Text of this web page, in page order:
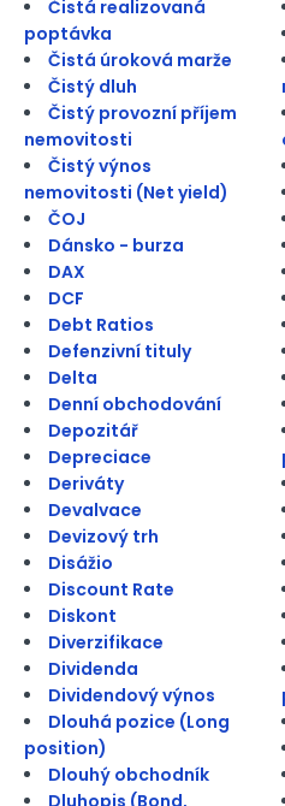
Čistá realizovaná
poptávka
Čistá úroková marže
Čistý dluh
Čistý provozní příjem
nemovitosti
Čistý výnos
nemovitosti (Net yield)
ČOJ
Dánsko - burza
DAX
DCF
Debt Ratios
Defenzivní tituly
Delta
Denní obchodování
Depozitář
Depreciace
Deriváty
Devalvace
Devizový trh
Disážio
Discount Rate
Diskont
Diverzifikace
Dividenda
Dividendový výnos
Dlouhá pozice (Long
position)
Dlouhý obchodník
Dluhopis (Bond,